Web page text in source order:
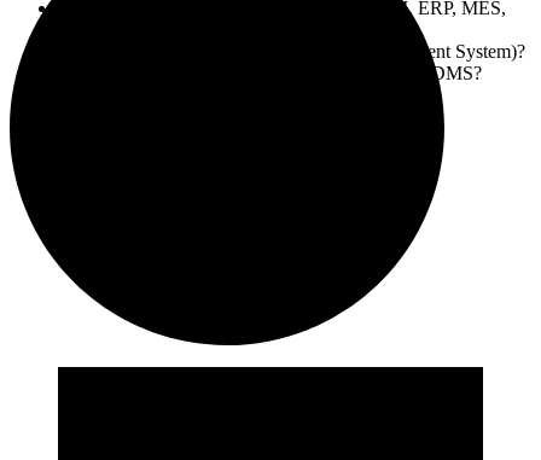
Les différents systèmes technologiques (CRM, ERP, MES,
Qu’est-ce qu’un système DMS (Daily Management System)?
Pourquoi numériser ses opérations et son sytème DMS?